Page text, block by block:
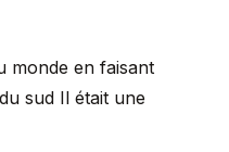
monde en faisant
sud Il était une